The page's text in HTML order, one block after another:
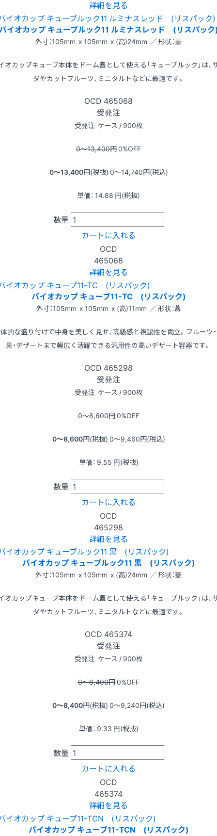
詳細を見る
イオカップ キューブルック11 ルミナスレッド (リスパッ
外寸：105mm x 105mm x (高)24mm ／ 形状：蓋
オカップキューブ本体をドーム蓋として使える「キューブルック」は、
ダやカットフルーツ、ミニタルトなどに最適です。
OCD 465068
受発注
受発注 ケース / 900枚
0〜13,400円0%OFF
0〜13,400円(税抜) 0〜14,740円(税込)
単価： 14.88 円(税抜)
数量
カートに入れる
OCD
465068
詳細を見る
バイオカップ キューブ11-TC (リスパック)
外寸：105mm x 105mm x (高)11mm ／ 形状：蓋
的な盛り付けで中身を美しく見せ、高級感と視認性を両立。フルーツ
果・デザートまで幅広く活躍できる汎用性の高いデザート容器です。
OCD 465298
受発注
受発注 ケース / 900枚
0〜8,600円0%OFF
0〜8,600円(税抜) 0〜9,460円(税込)
単価： 9.55 円(税抜)
数量
カートに入れる
OCD
465298
詳細を見る
バイオカップ キューブルック11 黒 (リスパック)
外寸：105mm x 105mm x (高)24mm ／ 形状：蓋
オカップキューブ本体をドーム蓋として使える「キューブルック」は、
ダやカットフルーツ、ミニタルトなどに最適です。
OCD 465374
受発注
受発注 ケース / 900枚
0〜8,400円0%OFF
0〜8,400円(税抜) 0〜9,240円(税込)
単価： 9.33 円(税抜)
数量
カートに入れる
OCD
465374
詳細を見る
バイオカップ キューブ11-TCN (リスパック)